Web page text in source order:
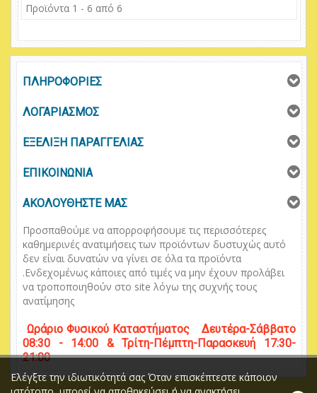
Προϊόντα 1 - 6 από 6
ΠΛΗΡΟΦΟΡΙΕΣ
ΛΟΓΑΡΙΑΣΜΟΣ
ΕΞΕΛΙΞΗ ΠΑΡΑΓΓΕΛΙΑΣ
ΕΠΙΚΟΙΝΩΝΙΑ
ΑΚΟΛΟΥΘΗΣΤΕ ΜΑΣ
Προσπαθούμε να απορροφήσουμε τις περισσότερες
καθημερινές ανατιμήσεις των προϊόντων δυστυχώς αυτό
δεν είναι δυνατών να γίνει σε όλα τα προϊόντα
.Ενδεχομένως κάποιες από τιμές να μην έχουν προλάβει
να τροποποιηθούν στο site λόγω της συχνής τους
ανατίμησης
Ωράριο Φυσικού Καταστήματος Δευτέρα-Σάββατο
08:30 - 14:00 & Τρίτη-Πέμπτη-Παρασκευή 17:30-
21:00
Ελέγξτε την ιδιωτικότητά σας Όταν επισκέπτεστε κάποιον